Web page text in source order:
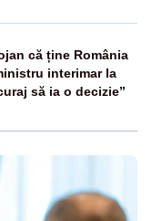
că ține România
interimar la
să ia o decizie”